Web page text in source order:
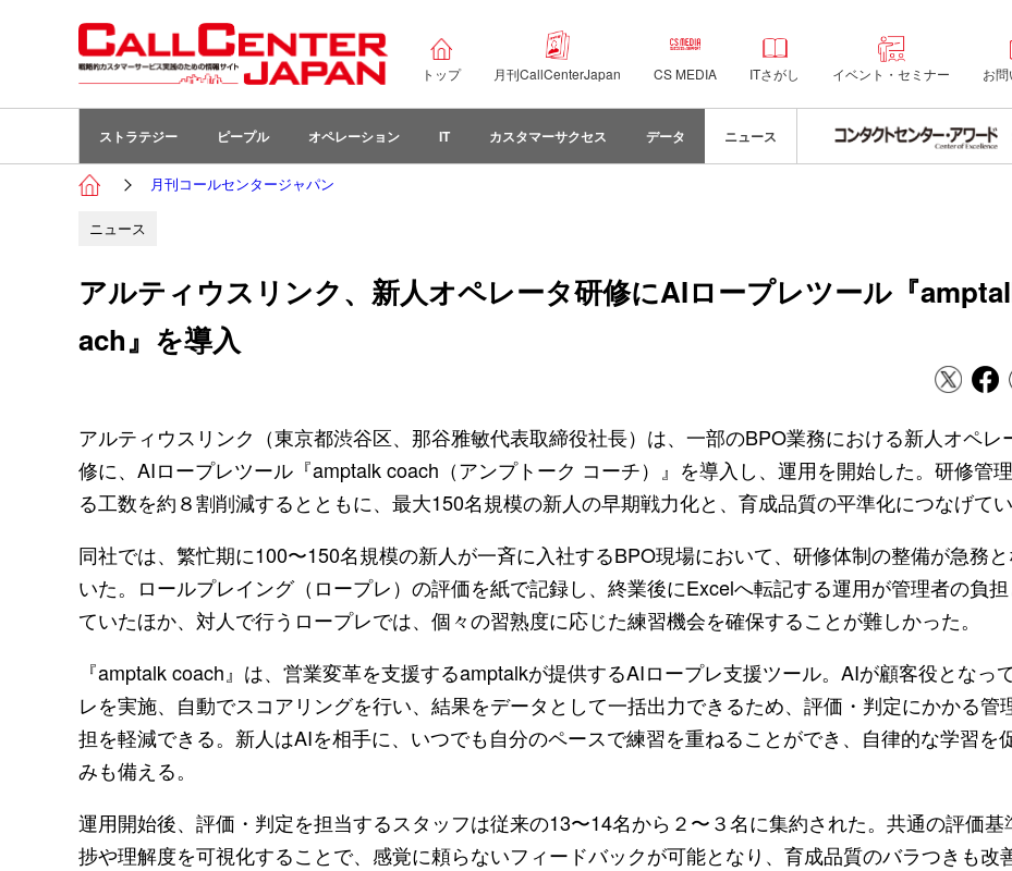
トップ 月刊CallCenterJapan CS MEDIA ITさがし イベント・セミナー お
ストラテジー ピープル オペレーション IT カスタマーサクセス データ ニュース
月刊コールセンタージャパン
ニュース
アルティウスリンク、新人オペレータ研修にAIロープレツール『
ach』を導入
アルティウスリンク（東京都渋谷区、那谷雅敏代表取締役社長）は、一部のBPO業務における新人オペレ
修に、AIロープレツール『amptalk coach（アンプトーク コーチ）』を導入し、運用を開始した。研修管
る工数を約８割削減するとともに、最大150名規模の新人の早期戦力化と、育成品質の平準化につなげてい
同社では、繁忙期に100〜150名規模の新人が一斉に入社するBPO現場において、研修体制の整備が急務
いた。ロールプレイング（ロープレ）の評価を紙で記録し、終業後にExcelへ転記する運用が管理者の負
ていたほか、対人で行うロープレでは、個々の習熟度に応じた練習機会を確保することが難しかった。
『amptalk coach』は、営業変革を支援するamptalkが提供するAIロープレ支援ツール。AIが顧客役となっ
レを実施、自動でスコアリングを行い、結果をデータとして一括出力できるため、評価・判定にかかる管
担を軽減できる。新人はAIを相手に、いつでも自分のペースで練習を重ねることができ、自律的な学習を
みも備える。
運用開始後、評価・判定を担当するスタッフは従来の13〜14名から２〜３名に集約された。共通の評価基
捗や理解度を可視化することで、感覚に頼らないフィードバックが可能となり、育成品質のバラつきも改